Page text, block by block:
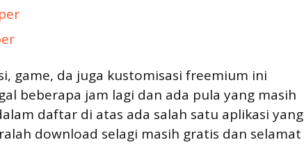
game, da juga kustomisasi freemium ini
beberapa jam lagi dan ada pula yang masih
daftar di atas ada salah satu aplikasi yang
download selagi masih gratis dan selamat